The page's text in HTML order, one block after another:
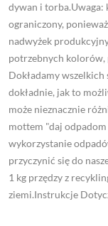
dywan i torba.Uwaga:
ograniczony,
nadwyżek
potrzebnych kolorów,
Dokładamy
dokładnie, jak to
może nieznacznie
mottem "daj
wykorzystanie
przyczynić się do
1 kg przędzy z
ziemi.Instrukcje